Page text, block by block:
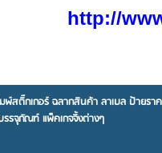
http://
พ์สติ๊กเกอร์ ฉลากสินค้า ลาเบล ป้ายรา
รจุภัณฑ์ แพ็คเกจจิ้งต่างๆ